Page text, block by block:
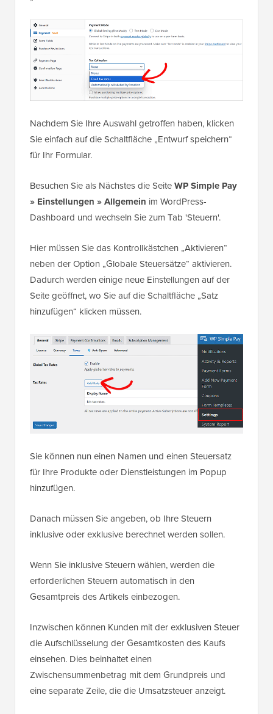
Nachdem Sie Ihre Auswahl getroffen haben, klicken
Sie einfach auf die Schaltfläche „Entwurf speichern“
für Ihr Formular.
Besuchen Sie als Nächstes die SeiteWP Simple Pay
» Einstellungen » Allgemein im WordPress-
Dashboard und wechseln Sie zum Tab 'Steuern'.
Hier müssen Sie das Kontrollkästchen „Aktivieren“
neben der Option „Globale Steuersätze“ aktivieren.
Dadurch werden einige neue Einstellungen auf der
Seite geöffnet, wo Sie auf die Schaltfläche „Satz
hinzufügen“ klicken müssen.
Sie können nun einen Namen und einen Steuersatz
für Ihre Produkte oder Dienstleistungen im Popup
hinzufügen.
Danach müssen Sie angeben, ob Ihre Steuern
inklusive oder exklusive berechnet werden sollen.
Wenn Sie inklusive Steuern wählen, werden die
erforderlichen Steuern automatisch in den
Gesamtpreis des Artikels einbezogen.
Inzwischen können Kunden mit der exklusiven Steuer
die Aufschlüsselung der Gesamtkosten des Kaufs
einsehen. Dies beinhaltet einen
Zwischensummenbetrag mit dem Grundpreis und
eine separate Zeile, die die Umsatzsteuer anzeigt.